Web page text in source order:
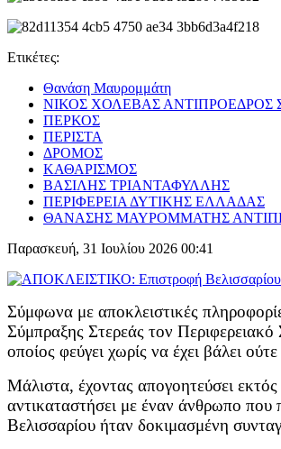
Ετικέτες:
Θανάση Μαυρομμάτη
ΝΙΚΟΣ ΧΟΛΕΒΑΣ ΑΝΤΙΠΡΟΕΔΡΟΣ
ΠΕΡΚΟΣ
ΠΕΡΙΣΤΑ
ΔΡΟΜΟΣ
ΚΑΘΑΡΙΣΜΟΣ
ΒΑΣΙΛΗΣ ΤΡΙΑΝΤΑΦΥΛΛΗΣ
ΠΕΡΙΦΕΡΕΙΑ ΔΥΤΙΚΗΣ ΕΛΛΑΔΑΣ
ΘΑΝΑΣΗΣ ΜΑΥΡΟΜΜΑΤΗΣ
Παρασκευή, 31 Ιουλίου 2026 00:41
Σύμφωνα με αποκλειστικές
Σύμπραξης Στερεάς τον
οποίος φεύγει χωρίς να έχει βάλει
Μάλιστα, έχοντας απογοητεύσει εκτός
αντικαταστήσει με έναν άνθρωπο που
Βελισσαρίου ήταν δοκιμασμένη